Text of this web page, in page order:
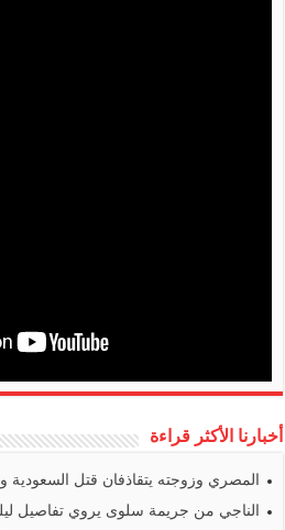
أخبارنا الأكثر قراءة
المصري وزوجته يتقاذفان قتل السعودية
الناجي من جريمة سلوى يروي تفاصيل